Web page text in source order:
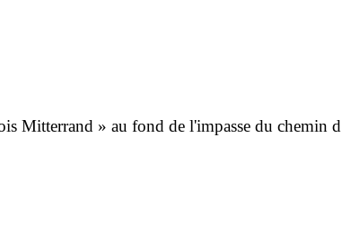
Mitterrand » au fond de l'impasse du chemin